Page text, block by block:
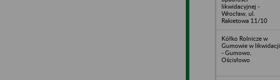
likwidacyjnej -
Wrocław, ul.
Rakietowa 11/10
Kółko Rolnicze w
Gumowie w likwidacji
- Gumowo,
Ościsłowo